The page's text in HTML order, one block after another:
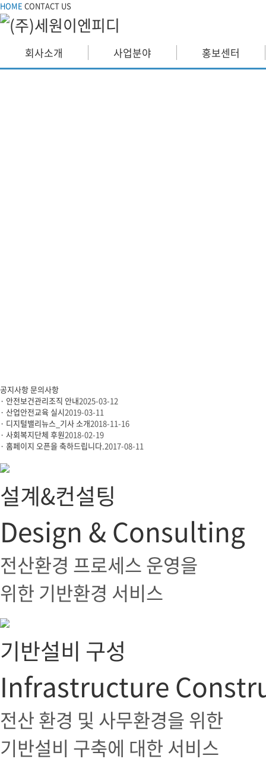
HOME CONTACT US
회사소개 사업분야 홍보센터
공지사항문의사항
· 안전보건관리조직 안내2025-03-12
· 산업안전교육 실시2019-03-11
· 디지털밸리뉴스_기사 소개2018-11-16
· 사회복지단체 후원2018-02-19
· 홈페이지 오픈을 축하드립니다.2017-08-11
설계&컨설팅
Design & Consulting
전산환경 프로세스 운영을
위한 기반환경 서비스
기반설비 구성
Infrastructure
전산 환경 및 사무환경을 위한
기반설비 구축에 대한 서비스